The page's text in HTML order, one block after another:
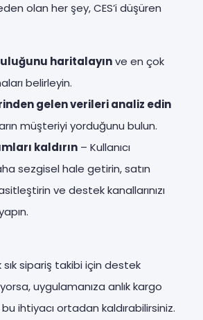
olan her şey, CES’i düşüren
haritalayınve en çok
belirleyin.
gelen verileri analiz edin
müşteriyi yorduğunu bulun.
kaldırın – Kullanıcı
sezgisel hale getirin, satın
ve destek kanallarınızı
sık sipariş takibi için destek
uygulamanıza anlık kargo
ihtiyacı ortadan kaldırabilirsiniz.